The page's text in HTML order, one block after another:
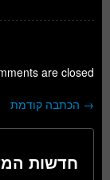
are closed.
ניווט בפוסטים
→ הכתבה קודמת
חדשות